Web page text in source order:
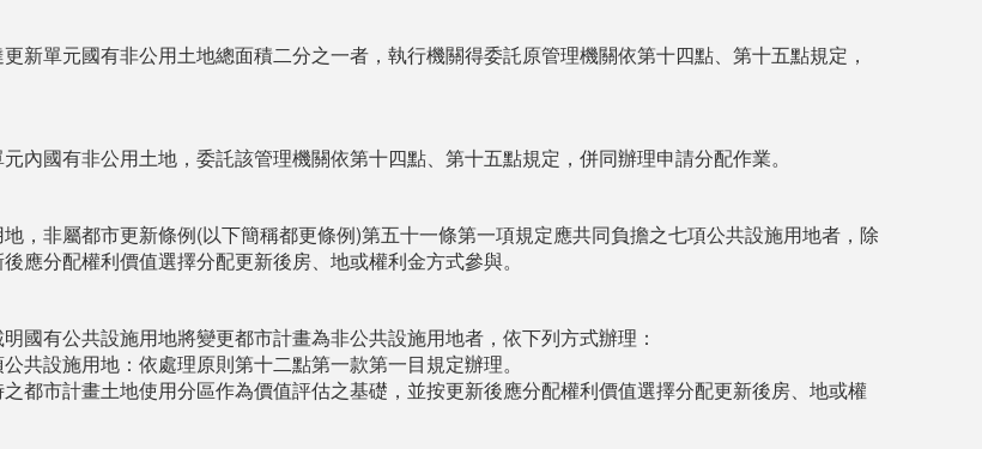
新單元國有非公用土地總面積二分之一者，執行機關得委託原管理機關依第十四點、第十五點規定，
內國有非公用土地，委託該管理機關依第十四點、第十五點規定，併同辦理申請分配作業。
，非屬都市更新條例(以下簡稱都更條例)第五十一條第一項規定應共同負擔之七項公共設施用地者，除
應分配權利價值選擇分配更新後房、地或權利金方式參與。
國有公共設施用地將變更都市計畫為非公共設施用地者，依下列方式辦理：
共設施用地：依處理原則第十二點第一款第一目規定辦理。
都市計畫土地使用分區作為價值評估之基礎，並按更新後應分配權利價值選擇分配更新後房、地或權